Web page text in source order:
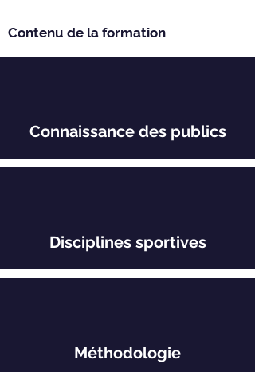
Contenu de la formation
Connaissance des publics
Disciplines sportives
Méthodologie